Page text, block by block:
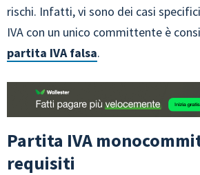
rischi. Infatti, vi sono dei casi
IVA con un unico committente è
partita IVA falsa.
Partita IVA
requisiti